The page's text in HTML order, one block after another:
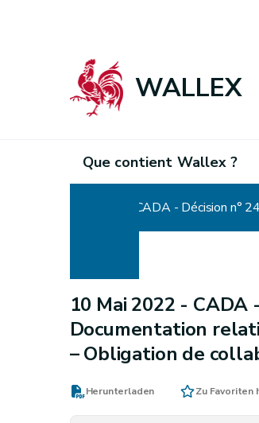
WALLEX
Que contient Wallex ?
10 Mai 2022 - CADA
Documentation
– Obligation de
Herunterladen Zu Favoriten